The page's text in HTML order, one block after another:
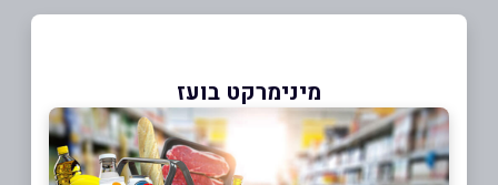
מינימרקט בועז